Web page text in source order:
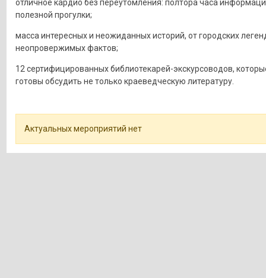
отличное кардио без переутомления: полтора часа
полезной прогулки;
масса интересных и неожиданных историй, от городских
неопровержимых фактов;
12 сертифицированных библиотекарей-экскурсоводов,
готовы обсудить не только краеведческую литературу.
Актуальных мероприятий нет